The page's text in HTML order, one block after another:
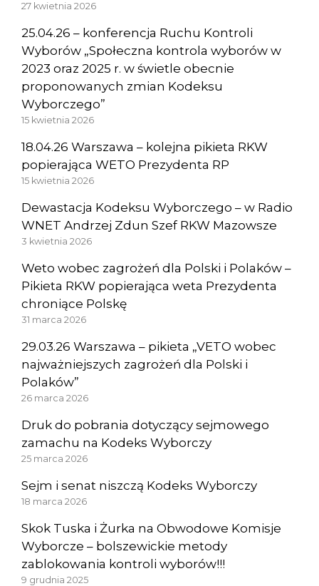
27 kwietnia 2026
25.04.26 – konferencja Ruchu Kontroli
Wyborów „Społeczna kontrola wyborów w
2023 oraz 2025 r. w świetle obecnie
proponowanych zmian Kodeksu
Wyborczego”
15 kwietnia 2026
18.04.26 Warszawa – kolejna pikieta RKW
popierająca WETO Prezydenta RP
15 kwietnia 2026
Dewastacja Kodeksu Wyborczego – w Radio
WNET Andrzej Zdun Szef RKW Mazowsze
3 kwietnia 2026
Weto wobec zagrożeń dla Polski i Polaków –
Pikieta RKW popierająca weta Prezydenta
chroniące Polskę
31 marca 2026
29.03.26 Warszawa – pikieta „VETO wobec
najważniejszych zagrożeń dla Polski i
Polaków”
26 marca 2026
Druk do pobrania dotyczący sejmowego
zamachu na Kodeks Wyborczy
25 marca 2026
Sejm i senat niszczą Kodeks Wyborczy
18 marca 2026
Skok Tuska i Żurka na Obwodowe Komisje
Wyborcze – bolszewickie metody
zablokowania kontroli wyborów!!!
9 grudnia 2025